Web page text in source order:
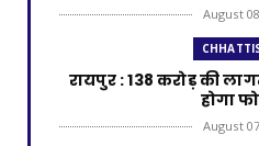
August
रायपुर : 138 करोड़ की
होगा
August